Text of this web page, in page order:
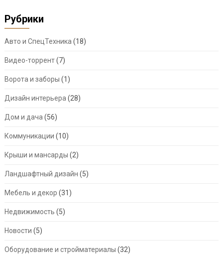
Рубрики
Авто и СпецТехника (18)
Видео-торрент(7)
Ворота и заборы (1)
Дизайн интерьера (28)
Дом и дача (56)
Коммуникации (10)
Крыши и мансарды (2)
Ландшафтный дизайн (5)
Мебель и декор (31)
Недвижимость (5)
Новости (5)
Оборудование и стройматериалы (32)